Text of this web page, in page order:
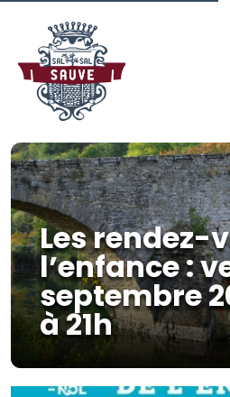
Les rendez-
l’enfance :
septembre
à 21h